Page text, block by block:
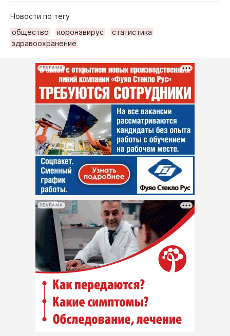
Новости по тегу
общество
коронавирус
статистика
здравоохранение
РЕКЛАМА
РЕКЛАМА